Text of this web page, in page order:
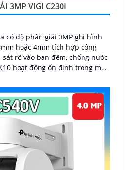
3MP VIGI C230I
có độ phân giải 3MP ghi hình
hoặc 4mm tích hợp công
rõ vào ban đêm, chống nước
hoạt động ổn định trong mọi